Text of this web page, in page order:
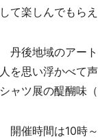
して楽しんでもら
丹後地域のアー
人を思い浮かべて
シャツ展の醍醐味
開催時間は10時